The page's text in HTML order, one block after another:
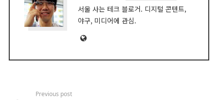
서울 사는 테크 블로거. 디지털 콘텐트,
야구, 미디어에 관심.
Website
Previous post